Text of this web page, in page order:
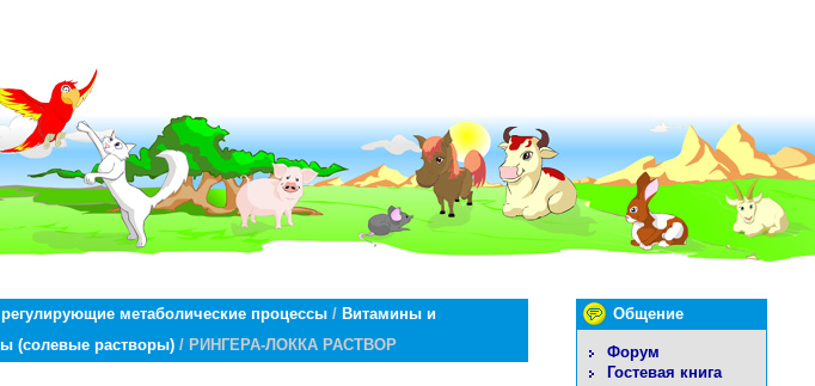
Общение
Форум
Гостевая книга
метаболические процессы / Витамины и
(солевые растворы) / РИНГЕРА-ЛОККА РАСТВОР